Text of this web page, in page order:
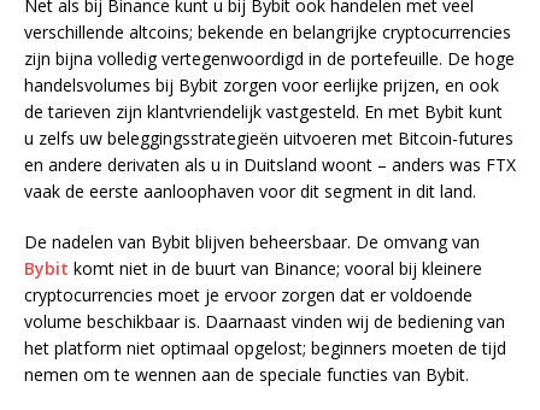
Net als bij Binance kunt u bij Bybit ook handelen met veel
verschillende altcoins; bekende en belangrijke cryptocurrencies
zijn bijna volledig vertegenwoordigd in de portefeuille. De hoge
handelsvolumes bij Bybit zorgen voor eerlijke prijzen, en ook
de tarieven zijn klantvriendelijk vastgesteld. En met Bybit kunt
u zelfs uw beleggingsstrategieën uitvoeren met Bitcoin-futures
en andere derivaten als u in Duitsland woont – anders was FTX
vaak de eerste aanloophaven voor dit segment in dit land.
De nadelen van Bybit blijven beheersbaar. De omvang van
Bybit komt niet in de buurt van Binance; vooral bij kleinere
cryptocurrencies moet je ervoor zorgen dat er voldoende
volume beschikbaar is. Daarnaast vinden wij de bediening van
het platform niet optimaal opgelost; beginners moeten de tijd
nemen om te wennen aan de speciale functies van Bybit.